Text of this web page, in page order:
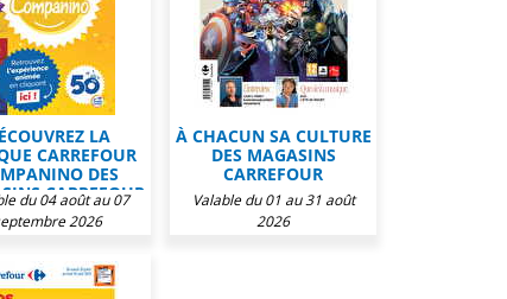
LA
CARREFOUR
DES
CARREFOUR
du 04 août au 07
2026
À CHACUN SA CULTURE
DES MAGASINS
CARREFOUR
Valable du 01 au 31 août
2026